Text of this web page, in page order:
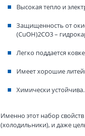
Высокая тепло и
Защищенность от
(CuOH)2CO3 –
Легко поддается
Имеет хорошие
Химически устойчива.
Именно этот набор
(холодильники), и даже